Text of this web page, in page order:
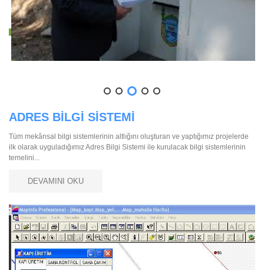
ADRES BİLGİ SİSTEMİ
Tüm mekânsal bilgi sistemlerinin altlığını oluşturan ve yaptığımız projelerde
ilk olarak uyguladığımız Adres Bilgi Sistemi ile kurulacak bilgi sistemlerinin
temelini...
DEVAMINI OKU